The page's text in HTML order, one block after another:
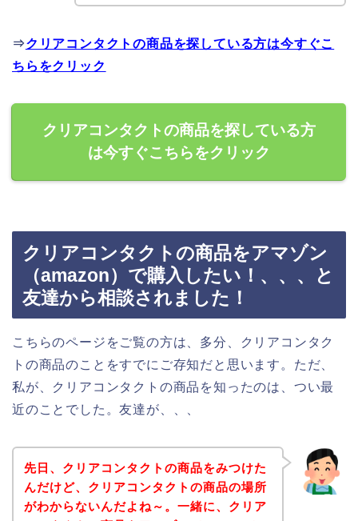
⇒クリアコンタクトの商品を探している方は今すぐこ
ちらをクリック
クリアコンタクトの商品を探している方
は今すぐこちらをクリック
クリアコンタクトの商品をアマゾン
（amazon）で購入したい！、、、と
友達から相談されました！
こちらのページをご覧の方は、多分、クリアコンタク
トの商品のことをすでにご存知だと思います。ただ、
私が、クリアコンタクトの商品を知ったのは、つい最
近のことでした。友達が、、、
先日、クリアコンタクトの商品をみつけた
んだけど、クリアコンタクトの商品の場所
がわからないんだよね～。一緒に、クリア